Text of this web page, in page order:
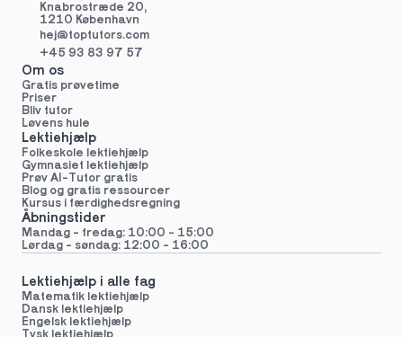
Knabrostræde 20,
1210 København
hej@toptutors.com
+45 93 83 97 57
Om os
Gratis prøvetime
Priser
Bliv tutor
Løvens hule
Lektiehjælp
Folkeskole lektiehjælp
Gymnasiet lektiehjælp
Prøv AI-Tutor gratis
Blog og gratis ressourcer
Kursus i færdighedsregning
Åbningstider
Mandag - fredag: 10:00 - 15:00
Lørdag - søndag: 12:00 - 16:00
Lektiehjælp i alle fag
Matematik lektiehjælp
Dansk lektiehjælp
Engelsk lektiehjælp